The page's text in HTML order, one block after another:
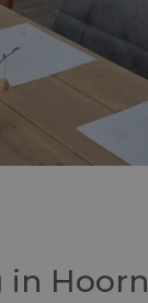
in Hoorn